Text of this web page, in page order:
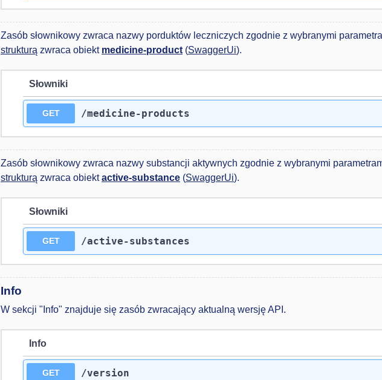
Zasób słownikowy zwraca nazwy porduktów leczniczych zgodnie z wybranymi
strukturą zwraca obiekt medicine-product (SwaggerUi).
Słowniki
GET /medicine-products
Zasób słownikowy zwraca nazwy substancji aktywnych zgodnie z wybranymi
strukturą zwraca obiektactive-substance (SwaggerUi).
Słowniki
GET /active-substances
Info
W sekcji "Info" znajduje się zasób zwracający aktualną wersję API.
Info
GET /version